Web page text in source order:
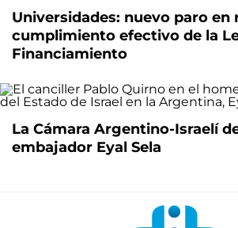
Universidades: nuevo paro en
cumplimiento efectivo de la
Financiamiento
La Cámara Argentino-Israelí
embajador Eyal Sela